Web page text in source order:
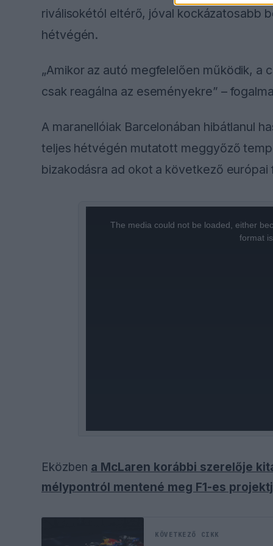
riválisokétól eltérő, jóval kockázatosabb
hétvégén.
„Amikor az autó megfelelően működik,
csak reagálna az eseményekre” –
A maranellóiak Barcelonában hibátlanul
teljes hétvégén mutatott meggyőző
bizakodásra ad okot a következő
The media could not be loaded, either
format
Eközben a McLaren korábbi szerelője
mélypontról mentené meg F1-es
KÖVETKEZŐ CIKK